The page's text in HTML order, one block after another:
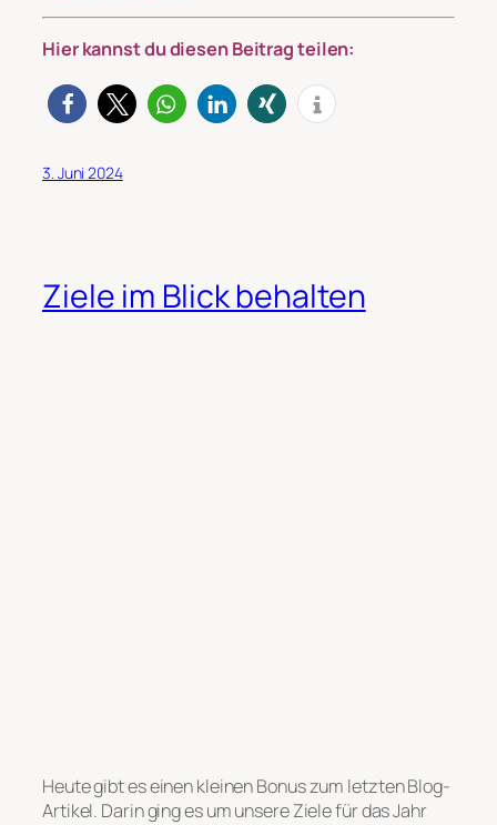
Hier kannst du diesen Beitrag teilen:
3. Juni 2024
Ziele im Blick behalten
Heute gibt es einen kleinen Bonus zum letzten Blog-
Artikel. Darin ging es um unsere Ziele für das Jahr